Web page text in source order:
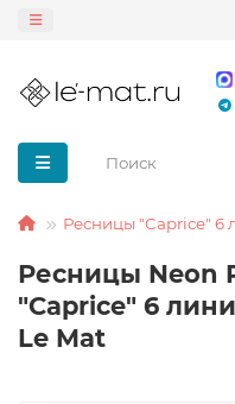
Ресницы "Caprice" 6
Ресницы Neon
"Caprice" 6
Le Mat